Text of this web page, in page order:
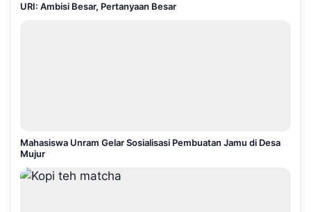
URI: Ambisi Besar, Pertanyaan Besar
Mahasiswa Unram Gelar Sosialisasi Pembuatan Jamu di Desa
Mujur